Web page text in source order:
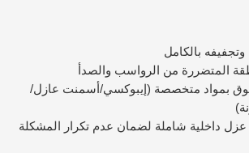
وتجفيفه بالكامل
المتضررة من الرواسب والصدأ
بمواد متخصصة (إيبوكسي/أسمنت عازل/
داخلية شاملة لضمان عدم تكرار المشكلة